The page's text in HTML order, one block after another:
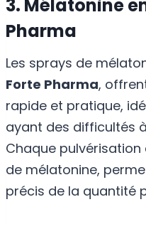
3. Mélatonine
Pharma
Les sprays de
Forte Pharma,
rapide et pratique,
ayant des difficultés
Chaque
de mélatonine,
précis de la quantité